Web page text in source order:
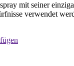
mit seiner
verwendet